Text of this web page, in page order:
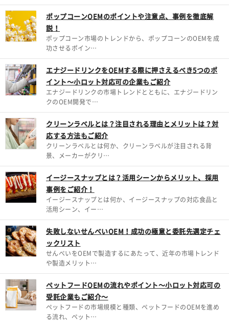
ポップコーンOEMのポイントや注意点、事例を徹底解
説！
ポップコーン市場のトレンドから、ポップコーンのOEMを成
功させるポイン…
エナジードリンクをOEMする際に押さえるべき5つのポ
イント～小ロット対応可の企業もご紹介
エナジードリンクの市場トレンドとともに、エナジードリン
クのOEM開発で…
クリーンラベルとは？注目される理由とメリットは？対
応する方法もご紹介
クリーンラベルとは何か、クリーンラベルが注目される背
景、メーカーがクリ…
イージースナップとは？活用シーンからメリット、採用
事例をご紹介！
イージースナップとは何か、イージースナップの対応食品と
活用シーン、イー…
失敗しないせんべいOEM！成功の極意と委託先選定チェ
ックリスト
せんべいをOEMで製造するにあたって、近年の市場トレンド
や製造メリット…
ペットフードOEMの流れやポイント～小ロット対応可の
受託企業もご紹介～
ペットフードの市場規模と種類、ペットフードのOEMを進め
る流れ、ペット…